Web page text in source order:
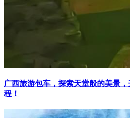
广西旅游包车，探索天堂般的美景
程！